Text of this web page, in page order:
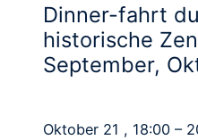
Dinner-fahrt
historische
September,
Oktober 21 , 18:00 –